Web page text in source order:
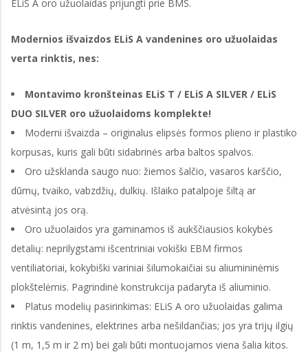
ELiS A oro užuolaidas prijungti prie BMS.
Modernios išvaizdos ELiS A vandenines oro užuolaidas
verta rinktis, nes:
Montavimo kronšteinas ELiS T / ELiS A SILVER / ELiS
DUO SILVER oro užuolaidoms komplekte!
Moderni išvaizda – originalus elipsės formos plieno ir plastiko
korpusas, kuris gali būti sidabrinės arba baltos spalvos.
Oro užsklanda saugo nuo: žiemos šalčio, vasaros karščio,
dūmų, tvaiko, vabzdžių, dulkių. Išlaiko patalpoje šiltą ar
atvėsintą jos orą.
Oro užuolaidos yra gaminamos iš aukščiausios kokybės
detalių: neprilygstami išcentriniai vokiški EBM firmos
ventiliatoriai, kokybiški variniai šilumokaičiai su aliumininėmis
plokštelėmis. Pagrindinė konstrukcija padaryta iš aliuminio.
Platus modelių pasirinkimas: ELiS A oro užuolaidas galima
rinktis vandenines, elektrines arba nešildančias; jos yra trijų ilgių
(1 m, 1,5 m ir 2 m) bei gali būti montuojamos viena šalia kitos.